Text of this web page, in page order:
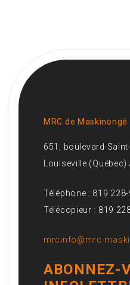
MRC de Maskinongé
651, boulevard
Louiseville (Québec)
Téléphone : 819 228-
Télécopieur : 819
mrcinfo@mrc-
ABONNEZ-